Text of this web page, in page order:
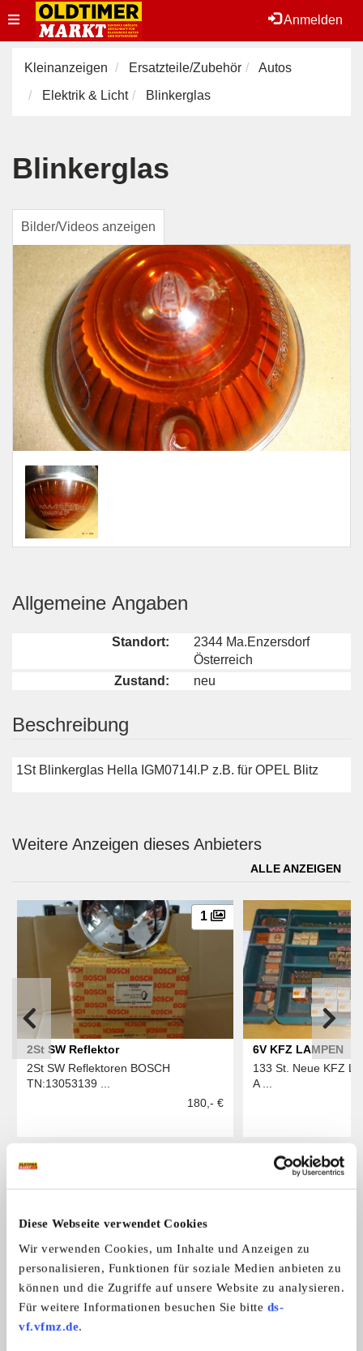
Diese Webseite verwendet Cookies
Wir verwenden Cookies, um Inhalte und Anzeigen zu
personalisieren, Funktionen für soziale Medien anbieten zu
können und die Zugriffe auf unsere Website zu analysieren.
Für weitere Informationen besuchen Sie bitte ds-
vf.vfmz.de.
Anmelden
Toggle
navigation
Kleinanzeigen Ersatzteile/Zubehör
Autos
Elektrik & Licht
Blinkerglas
Blinkerglas
Bilder/Videos anzeigen
Allgemeine Angaben
Standort:
2344 Ma.Enzersdorf
Österreich
Zustand:
neu
Beschreibung
1St Blinkerglas Hella IGM0714I.P z.B. für OPEL Blitz
Weitere Anzeigen dieses Anbieters
ALLE ANZEIGEN
1
2St SW Reflektor
2St SW Reflektoren BOSCH
TN:13053139 ...
180,- €
6V KFZ LAMPEN
133 St. Neue KFZ
A ...
Das könnte Sie auch interessieren
ALLE ANZEIGEN